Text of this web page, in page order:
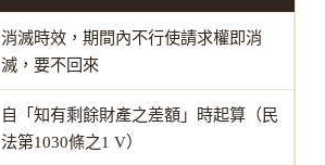
消滅時效，期間內不行使請求權即消
滅，要不回來
自「知有剩餘財產之差額」時起算（民
法第1030條之1 V）